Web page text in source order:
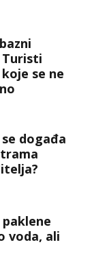
Turisti
se ne
događa
voda, ali